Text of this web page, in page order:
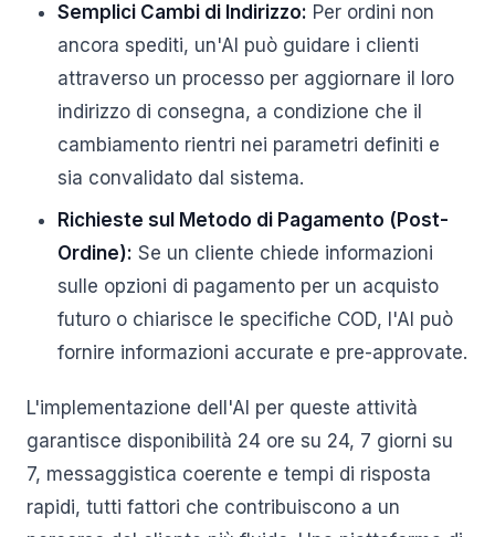
Semplici Cambi di Indirizzo: Per ordini non
ancora spediti, un'AI può guidare i clienti
attraverso un processo per aggiornare il loro
indirizzo di consegna, a condizione che il
cambiamento rientri nei parametri definiti e
sia convalidato dal sistema.
Richieste sul Metodo di Pagamento (Post-
Ordine): Se un cliente chiede informazioni
sulle opzioni di pagamento per un acquisto
futuro o chiarisce le specifiche COD, l'AI può
fornire informazioni accurate e pre-approvate.
L'implementazione dell'AI per queste attività
garantisce disponibilità 24 ore su 24, 7 giorni su
7, messaggistica coerente e tempi di risposta
rapidi, tutti fattori che contribuiscono a un